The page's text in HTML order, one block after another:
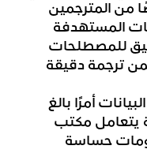
من المترجمين
المستهدفة
للمصطلحات
ترجمة دقيقة
أمرًا بالغ
يتعامل مكتب
حساسة